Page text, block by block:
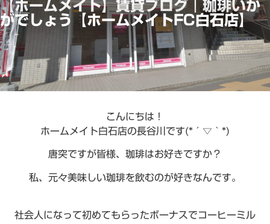
【ホームメイト】賃貸ブログ｜珈琲いか
がでしょう【ホームメイトFC白石店】
こんにちは！
ホームメイト白石店の長谷川です(*´▽｀*)
唐突ですが皆様、珈琲はお好きですか？
私、元々美味しい珈琲を飲むのが好きなんです。
社会人になって初めてもらったボーナスでコーヒーミル